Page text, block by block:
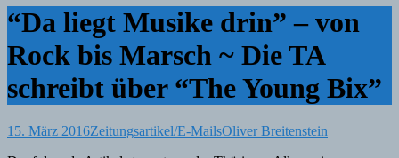
“Da liegt Musike drin” – von
Rock bis Marsch ~ Die TA
schreibt über “The Young Bix”
15. März 2016Zeitungsartikel/E-MailsOliver Breitenstein